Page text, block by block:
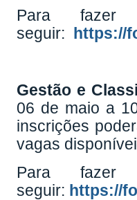
Para
seguir:
https://
Gestão e
06 de maio a
inscrições
vagas
Para
seguir: https://